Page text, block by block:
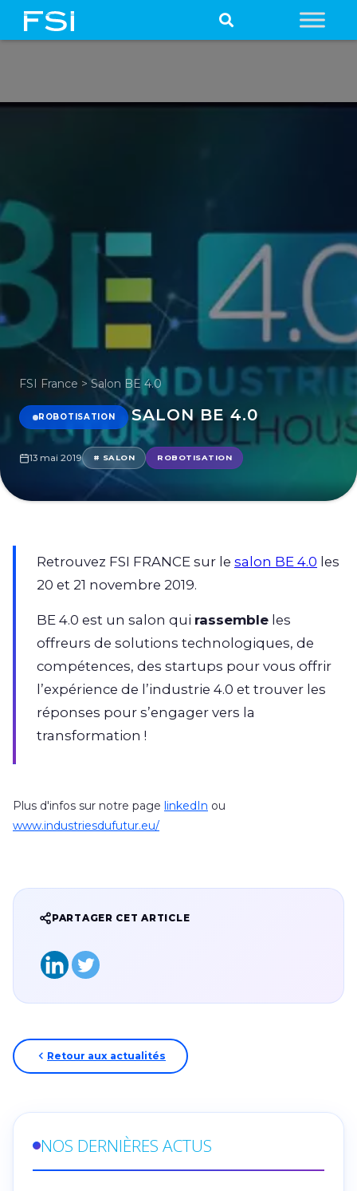
FSI France >Salon BE 4.0
ROBOTISATION SALON BE 4.0
13 mai 2019 # SALON ROBOTISATION
Retrouvez FSI FRANCE sur le salon BE 4.0 les
20 et 21 novembre 2019.
BE 4.0 est un salon qui rassemble les
offreurs de solutions technologiques, de
compétences, des startups pour vous offrir
l’expérience de l’industrie 4.0 et trouver les
réponses pour s’engager vers la
transformation !
Plus d'infos sur notre page linkedIn ou
www.industriesdufutur.eu/
PARTAGER CET ARTICLE
Retour aux actualités
NOS DERNIÈRES ACTUS